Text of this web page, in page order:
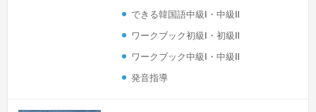
ちをよく理解出来、深く共感できるパー
トナーになれると思っています。一緒に
できる韓国語中級Ⅰ・中級Ⅱ
ワークブック初級Ⅰ・初級Ⅱ
ワークブック中級Ⅰ・中級Ⅱ
発音指導